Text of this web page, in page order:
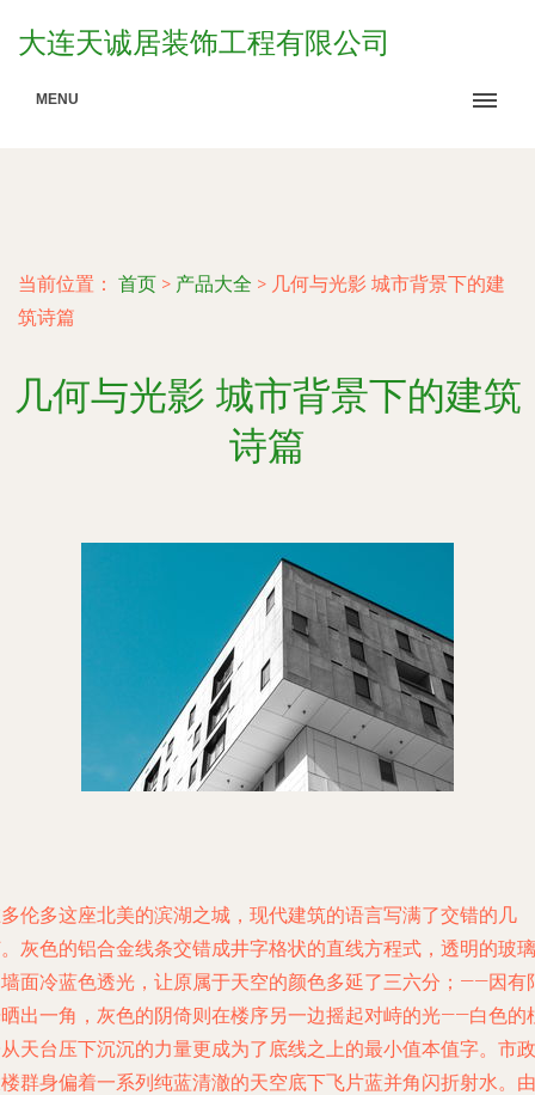
大连天诚居装饰工程有限公司
MENU
当前位置： 首页 > 产品大全 > 几何与光影 城市背景下的建
筑诗篇
几何与光影 城市背景下的建筑
诗篇
伦多这座北美的滨湖之城，现代建筑的语言写满了交错的几
灰色的铝合金线条交错成井字格状的直线方程式，透明的玻璃
面冷蓝色透光，让原属于天空的颜色多延了三六分；——因有
出一角，灰色的阴倚则在楼序另一边摇起对峙的光——白色的
天台压下沉沉的力量更成为了底线之上的最小值本值字。市政
群身偏着一系列纯蓝清澈的天空底下飞片蓝并角闪折射水。由